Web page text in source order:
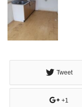
Tweet
+1